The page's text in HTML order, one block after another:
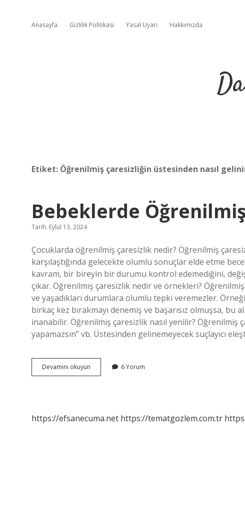
Anasayfa Gizlilik Politikası Yasal Uyarı Hakkımızda
Etiket: Öğrenilmiş çaresizliğin üstesinden nasıl
Bebeklerde
Tarih: Eylül 13, 2024
Çocuklarda öğrenilmiş çaresizlik nedir? Öğrenilmiş
karşılaştığında gelecekte olumlu sonuçlar elde etme
kavram, bir bireyin bir durumu kontrol edemediğini,
çıkar. Öğrenilmiş çaresizlik nedir ve örnekleri?
ve yaşadıkları durumlara olumlu tepki veremezler.
birkaç kez bırakmayı denemiş ve başarısız olmuşsa, bu
inanabilir. Öğrenilmiş çaresizlik nasıl yenilir? Öğrenilmiş
yapamazsın” vb. Üstesinden gelinemeyecek suçlayıcı
Devamını okuyun Bebeklerde
Öğrenilmiş
6 Yorum
https://efsanecuma.net https://tematgozlem.com.tr